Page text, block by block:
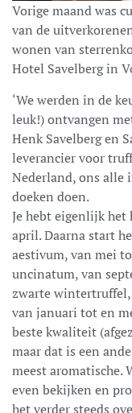
Vorige maand was
van de
wonen van
Hotel Savelberg in
‘We werden in de
leuk!) ontvangen
Henk Savelberg en
leverancier voor
Nederland, ons alle
doeken doen.
Je hebt eigenlijk
april. Daarna start
aestivum, van mei
uncinatum, van
zwarte wintertruffel,
van januari tot en
beste kwaliteit
maar dat is een
meest aromatische.
even bekijken en
het verder steeds